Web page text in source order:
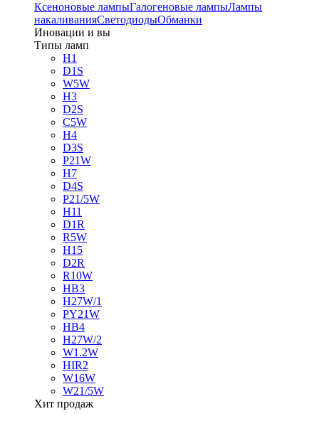
Ксеноновые лампыГалогеновые лампыЛампы
накаливанияСветодиодыОбманки
Иновации и вы
Типы ламп
H1
D1S
W5W
H3
D2S
C5W
H4
D3S
P21W
H7
D4S
P21/5W
H11
D1R
R5W
H15
D2R
R10W
HB3
H27W/1
PY21W
HB4
H27W/2
W1.2W
HIR2
W16W
W21/5W
Хит продаж